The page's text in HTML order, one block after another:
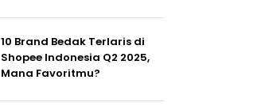
10 Brand Bedak Terlaris di
Shopee Indonesia Q2 2025,
Mana Favoritmu?